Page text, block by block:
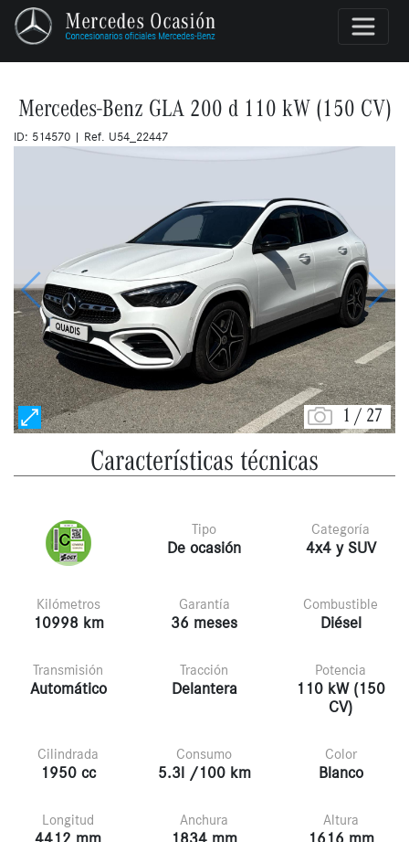
Mercedes-Benz GLA 200 d 110 kW (150 CV)
ID: 514570 | Ref. U54_22447
1/27
Anterior
Características técnicas
Tipo
De ocasión
Categoría
4x4 y SUV
Kilómetros
10998 km
Garantía
36 meses
Combustible
Diésel
Transmisión
Automático
Tracción
Delantera
Potencia
110 kW (150
CV)
Cilindrada
1950 cc
Consumo
5.3l /100 km
Color
Blanco
Longitud
4412 mm
Anchura
1834 mm
Altura
1616 mm